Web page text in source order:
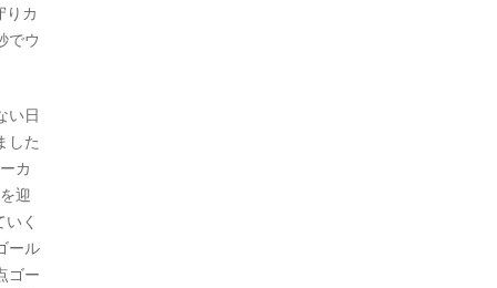
りカ
でウ
い日
した
カ
迎
く
ール
ゴー